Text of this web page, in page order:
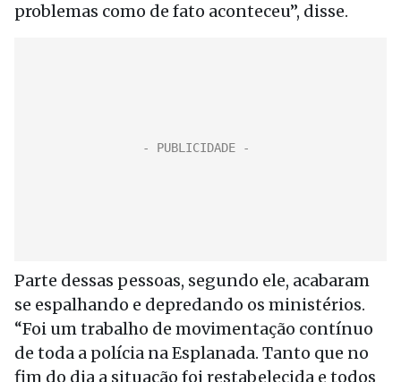
problemas como de fato aconteceu”, disse.
Parte dessas pessoas, segundo ele, acabaram
se espalhando e depredando os ministérios.
“Foi um trabalho de movimentação contínuo
de toda a polícia na Esplanada. Tanto que no
fim do dia a situação foi restabelecida e todos